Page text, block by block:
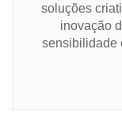
soluções
inovação
sensibilidade